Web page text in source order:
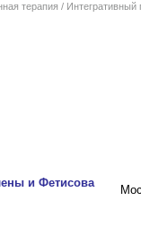
терапия / Интегративный
и Фетисова